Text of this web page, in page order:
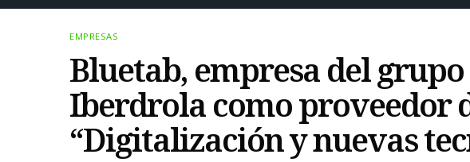
EMPRESAS
Bluetab, empresa del
Iberdrola como proveedor
“Digitalización y nuevas